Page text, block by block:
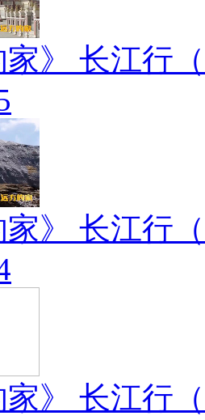
家》 长江行
家》 长江行
家》 长江行